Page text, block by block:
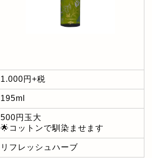
1.000円+税
195ml
500円玉大
🌟コットンで馴染ませます
リフレッシュハーブ